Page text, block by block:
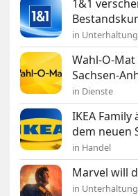
1&1
in Unterhaltung
Wahl-O-
Sachsen-
in Dienste
IKEA
dem neuen
in Handel
Marvel will
in Unterhaltung